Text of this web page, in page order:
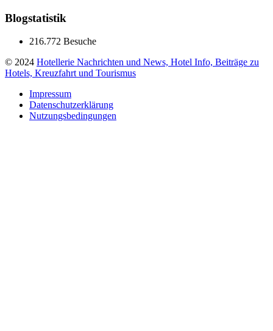
Blogstatistik
216.772 Besuche
© 2024 Hotellerie Nachrichten und News, Hotel Info, Beiträge zu
Hotels, Kreuzfahrt und Tourismus
Impressum
Datenschutzerklärung
Nutzungsbedingungen